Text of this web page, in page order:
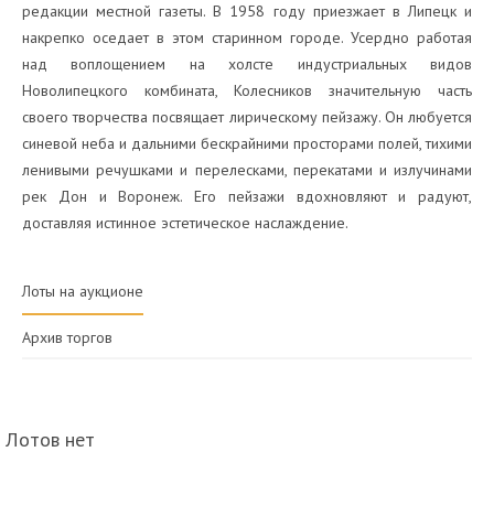
редакции местной газеты. В 1958 году приезжает в Липецк и
накрепко оседает в этом старинном городе. Усердно работая
над воплощением на холсте индустриальных видов
Новолипецкого комбината, Колесников значительную часть
своего творчества посвящает лирическому пейзажу. Он любуется
синевой неба и дальними бескрайними просторами полей, тихими
ленивыми речушками и перелесками, перекатами и излучинами
рек Дон и Воронеж. Его пейзажи вдохновляют и радуют,
доставляя истинное эстетическое наслаждение.
Лоты на аукционе
Архив торгов
Лотов нет